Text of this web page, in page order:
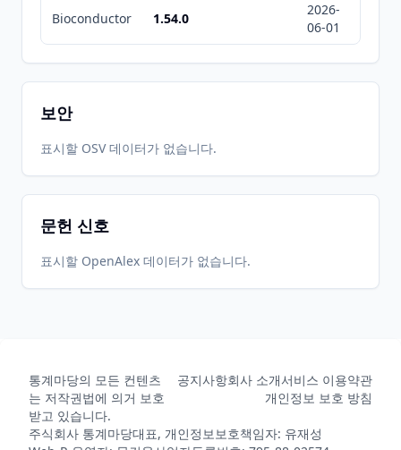
Bioconductor 1.54.0
2026-
06-01
보안
표시할 OSV 데이터가 없습니다.
문헌 신호
표시할 OpenAlex 데이터가 없습니다.
통계마당의 모든 컨텐츠
는 저작권법에 의거 보호
받고 있습니다.
공지사항회사 소개서비스 이용약관
개인정보 보호 방침
주식회사 통계마당대표, 개인정보보호책임자: 유재성